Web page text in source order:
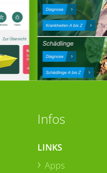
Infos
LINKS
Apps